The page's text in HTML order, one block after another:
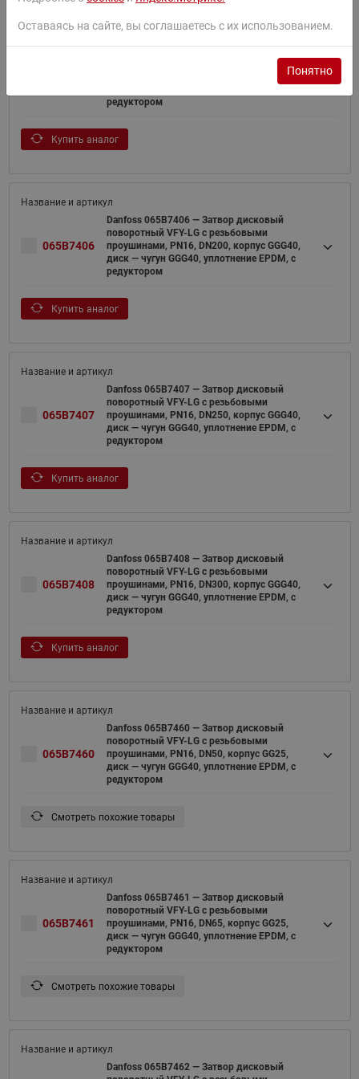
проушинами, PN16, DN350, корпус GGG40,
редуктором
Купить аналог
065B7406
Danfoss 065B7406 — Затвор дисковый
поворотный VFY-LG с резьбовыми
проушинами, PN16, DN200, корпус GGG40,
диск — чугун GGG40, уплотнение EPDM, с
редуктором
Купить аналог
065B7407
Danfoss 065B7407 — Затвор дисковый
поворотный VFY-LG с резьбовыми
проушинами, PN16, DN250, корпус GGG40,
диск — чугун GGG40, уплотнение EPDM, с
редуктором
Купить аналог
065B7408
Danfoss 065B7408 — Затвор дисковый
поворотный VFY-LG с резьбовыми
проушинами, PN16, DN300, корпус GGG40,
диск — чугун GGG40, уплотнение EPDM, с
редуктором
Купить аналог
065B7460
Danfoss 065B7460 — Затвор дисковый
поворотный VFY-LG с резьбовыми
проушинами, PN16, DN50, корпус GG25,
диск — чугун GGG40, уплотнение EPDM, с
редуктором
Смотреть похожие товары
065B7461
Danfoss 065B7461 — Затвор дисковый
поворотный VFY-LG с резьбовыми
проушинами, PN16, DN65, корпус GG25,
диск — чугун GGG40, уплотнение EPDM, с
редуктором
Смотреть похожие товары
Danfoss 065B7462 — Затвор дисковый
Оставаясь на сайте, вы соглашаетесь с их использованием.
Понятно